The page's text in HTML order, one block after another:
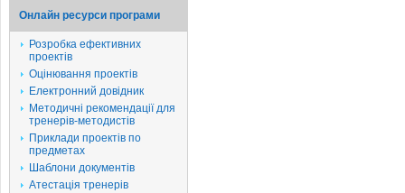
Онлайн ресурси програми
Розробка ефективних
проектів
Оцінювання проектів
Електронний довідник
Методичні рекомендації для
тренерів-методистів
Приклади проектів по
предметах
Шаблони документів
Атестація тренерів